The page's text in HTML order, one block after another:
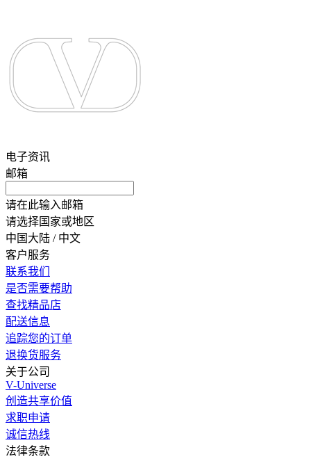
电子资讯
邮箱
请在此输入邮箱
请选择国家或地区
中国大陆 / 中文
客户服务
联系我们
是否需要帮助
查找精品店
配送信息
追踪您的订单
退换货服务
关于公司
V-Universe
创造共享价值
求职申请
诚信热线
法律条款